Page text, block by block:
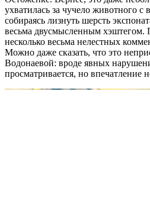
ухватилась за чучело животного
собираясь лизнуть шерсть
весьма двусмысленным хэштегом.
несколько весьма нелестных
Можно даже сказать, что это
Водонаевой: вроде явных
просматривается, но впечатление